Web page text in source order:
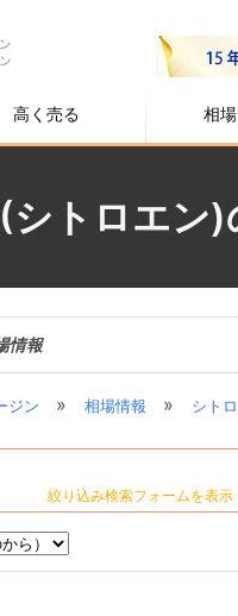
高く売る 相
トロエン)
情報
ジン » 相場情報 » シト
絞り込み検索フォームを表示